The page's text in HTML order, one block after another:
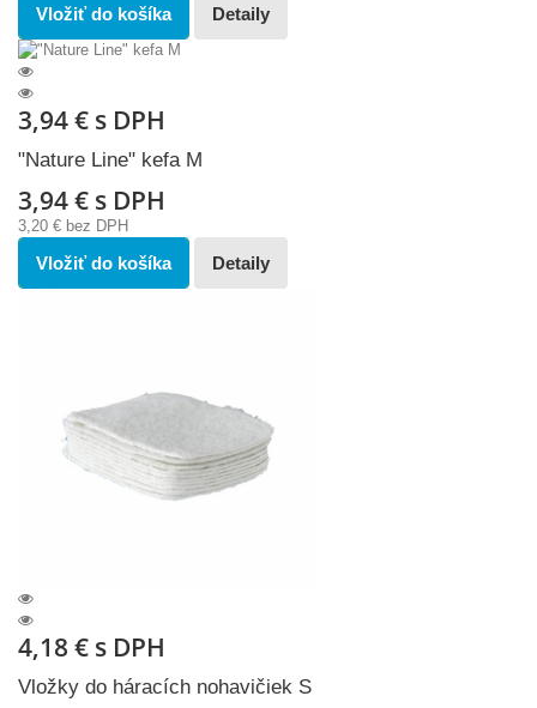
Vložiť do košíka Detaily
3,94 € s DPH
"Nature Line" kefa M
3,94 € s DPH
3,20 € bez DPH
Vložiť do košíka Detaily
4,18 € s DPH
Vložky do háracích nohavičiek S